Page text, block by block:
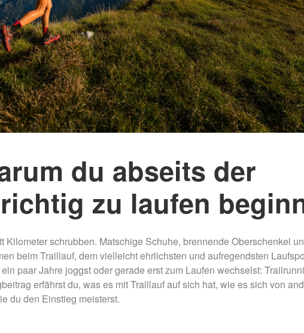
Mammutmarsch Valencia –
30/50 KM
30/50/100
Mammutmarsch Leipzig –
30/42/55 KM
Starnberger
Mammutmarsch Mannheim –
30/42/60 KM
30/50 KM
Mammutmarsch Wien – 30/50
Mammutmarsch Kopenhagen
– 30/42/55 KM
Mammutmarsch Nürnberg –
30/42/55 KM
30/50 KM
Nachtmammut Hamburg –
30/42 KM
75/100 KM
Mammutmarsch München –
75/100 KM
75/100 KM
du abseits der
zu laufen
Kilometer schrubben. Matschige Schuhe, brennende Oberschenkel
beim Traillauf, dem vielleicht ehrlichsten und aufregendsten
paar Jahre joggst oder gerade erst zum Laufen wechselst:
erfährst du, was es mit Traillauf auf sich hat, wie es sich von
du den Einstieg meisterst.